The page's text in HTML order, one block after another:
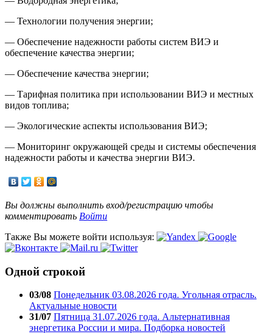
— Технологии получения энергии;
— Обеспечение надежности работы систем ВИЭ и
обеспечение качества энергии;
— Обеспечение качества энергии;
— Тарифная политика при использовании ВИЭ и местных
видов топлива;
— Экологические аспекты использования ВИЭ;
— Мониторинг окружающей среды и системы обеспечения
надежности работы и качества энергии ВИЭ.
Вы должны выполнить вход/регистрацию чтобы
комментировать Войти
Также Вы можете войти используя:
Одной строкой
03/08 Понедельник 03.08.2026 года. Угольная отрасль.
Актуальные новости
31/07 Пятница 31.07.2026 года. Альтернативная
энергетика России и мира. Подборка новостей